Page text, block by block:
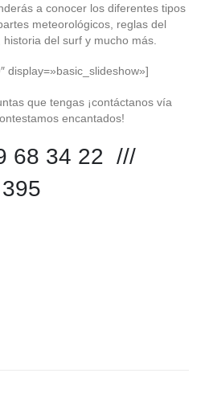
a conocer los diferentes tipos
meteorológicos, reglas del
del surf y mucho más.
display=»basic_slideshow»]
que tengas ¡contáctanos vía
encantados!
68 34 22 ///